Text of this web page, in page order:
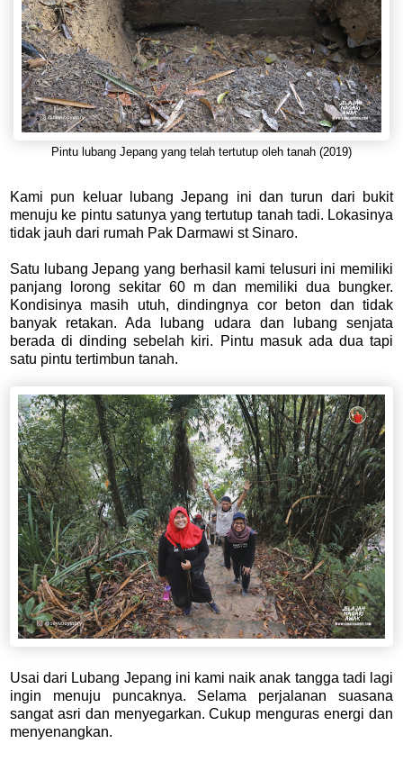
Pintu lubang Jepang yang telah tertutup oleh tanah (2019)
Kami pun keluar lubang Jepang ini dan turun dari bukit
menuju ke pintu satunya yang tertutup tanah tadi. Lokasinya
tidak jauh dari rumah Pak Darmawi st Sinaro.
Satu lubang Jepang yang berhasil kami telusuri ini memiliki
panjang lorong sekitar 60 m dan memiliki dua bungker.
Kondisinya masih utuh, dindingnya cor beton dan tidak
banyak retakan. Ada lubang udara dan lubang senjata
berada di dinding sebelah kiri. Pintu masuk ada dua tapi
satu pintu tertimbun tanah.
Usai dari Lubang Jepang ini kami naik anak tangga tadi lagi
ingin menuju puncaknya. Selama perjalanan suasana
sangat asri dan menyegarkan. Cukup menguras energi dan
menyenangkan.